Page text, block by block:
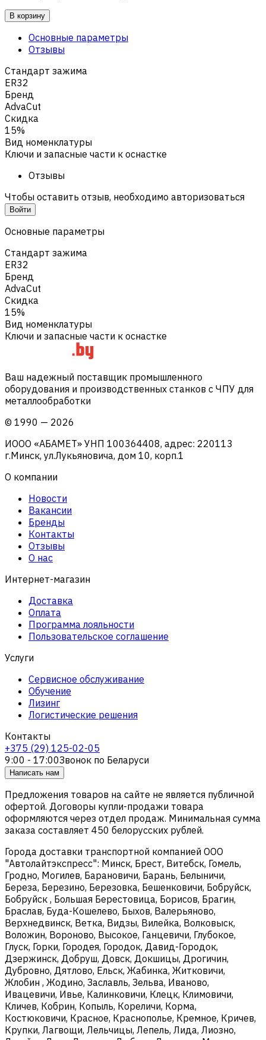
В корзину
Основные параметры
Отзывы
Стандарт зажима
ER32
Бренд
AdvaCut
Скидка
15%
Вид номенклатуры
Ключи и запасные части к оснастке
Отзывы
Чтобы оставить отзыв, необходимо авторизоваться
Войти
Основные параметры
Стандарт зажима
ER32
Бренд
AdvaCut
Скидка
15%
Вид номенклатуры
Ключи и запасные части к оснастке
Ваш надежный поставщик промышленного
оборудования и производственных станков с ЧПУ для
металлообработки
© 1990 — 2026
ИООО «АБАМЕТ» УНП 100364408, адрес: 220113
г.Минск, ул.Лукьяновича, дом 10, корп.1
О компании
Новости
Вакансии
Бренды
Контакты
Отзывы
О нас
Интернет-магазин
Доставка
Оплата
Программа лояльности
Пользовательское соглашение
Услуги
Сервисное обслуживание
Обучение
Лизинг
Логистические решения
Контакты
+375 (29) 125-02-05
9:00 - 17:00Звонок по Беларуси
Написать нам
Предложения товаров на сайте не является публичной
офертой. Договоры купли-продажи товара
оформляются через отдел продаж. Минимальная сумма
заказа составляет 450 белорусских рублей.
Города доставки транспортной компанией ООО
"Автолайтэкспресс": Минск, Брест, Витебск, Гомель,
Гродно, Могилев, Барановичи, Барань, Белыничи,
Береза, Березино, Березовка, Бешенковичи, Бобруйск,
Бобруйск , Большая Берестовица, Борисов, Брагин,
Браслав, Буда-Кошелево, Быхов, Валерьяново,
Верхнедвинск, Ветка, Видзы, Вилейка, Волковыск,
Воложин, Вороново, Высокое, Ганцевичи, Глубокое,
Глуск, Горки, Городея, Городок, Давид-Городок,
Дзержинск, Добруш, Довск, Докшицы, Дрогичин,
Дубровно, Дятлово, Ельск, Жабинка, Житковичи,
Жлобин , Жодино, Заславль, Зельва, Иваново,
Ивацевичи, Ивье, Калинковичи, Клецк, Климовичи,
Кличев, Кобрин, Копыль, Кореличи, Корма,
Костюковичи, Красное, Краснополье, Кремное, Кричев,
Крупки, Лагвощи, Лельчицы, Лепель, Лида, Лиозно,